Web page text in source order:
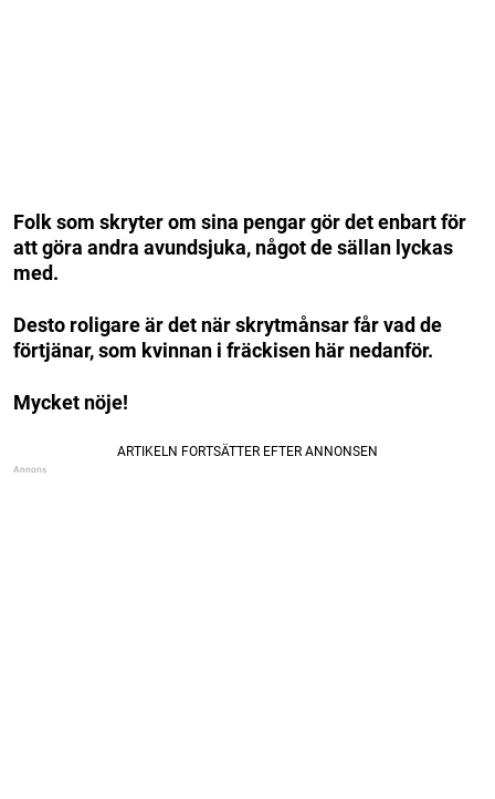
Folk som skryter om sina pengar gör det enbart för
att göra andra avundsjuka, något de sällan lyckas
med.
Desto roligare är det när skrytmånsar får vad de
förtjänar, som kvinnan i fräckisen här nedanför.
Mycket nöje!